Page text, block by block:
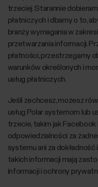
trzeciej. Starannie
płatniczych i dbamy o to,
branży wymagania w
przetwarzania informacji.
płatności, przestrzegamy
warunków określonych i
usług płatniczych.
Jeśli zechcesz, możesz
usług Polar systemom lub
trzecie, takim jak Facebook
odpowiedzialności za
systemu ani za
takich informacji mają
informacji i ochrony